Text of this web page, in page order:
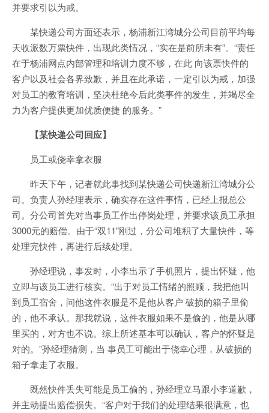
并要求引以为戒。
某快递公司方面还表示，杨浦新江湾城分公司目前平均每
天收派数万票快件，出现此类情况，“实在是前所未有”。“责任
在于杨浦网点内部管理和培训力度不够，在此 向该票快件的
客户以及社会各界致歉，并且在此承诺，一定引以为戒，加强
对员工的教育培训，坚决杜绝今后此类事件的发生，并竭尽全
力为客户提供更加优质便捷 的服务。”
【某快递公司回应】
员工或侥幸拿衣服
昨天下午，记者就此事找到某快递公司快递新江湾城分公
司。负责人孙经理表示，确实存在这件事情，已经上报总公
司。分公司首先对当事员工作出停岗处理，并要求该员工承担
3000元的赔偿。由于“双11”刚过，分公司堆积了大量快件，等
处理完快件，再进行后续处理。
孙经理说，事发时，小李出示了手机照片，提出怀疑，他
立即与该员工进行核实。“出于对员工情绪的照顾，我把他叫
到员工宿舍，问他这件衣服是不是他从客户 破损的箱子里偷
的，他不承认。那我就说，这件衣服如果不是偷的，他是从哪
里买的，对方也不说。综上所述基本可以确认，客户的怀疑是
对的。”孙经理猜测，当 事员工可能出于侥幸心理，从破损的
箱子拿走了衣服。
既然快件丢失可能是员工偷的，孙经理立马跟小李道歉，
并主动提出赔偿损失。“客户对于我们的处理结果很满意，也